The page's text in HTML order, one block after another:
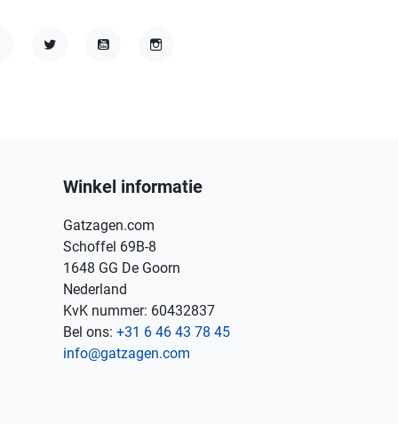
Winkel informatie
Gatzagen.com
Schoffel 69B-8
1648 GG De Goorn
Nederland
KvK nummer: 60432837
Bel ons: +31 6 46 43 78 45
info@gatzagen.com